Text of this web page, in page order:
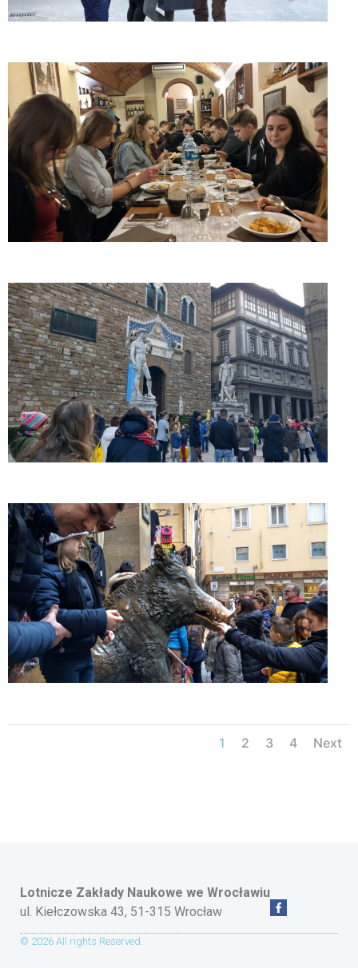
1 2 3 4 Next
Lotnicze Zakłady Naukowe we Wrocławiu
ul. Kiełczowska 43, 51-315 Wrocław
© 2026 All rights Reserved.